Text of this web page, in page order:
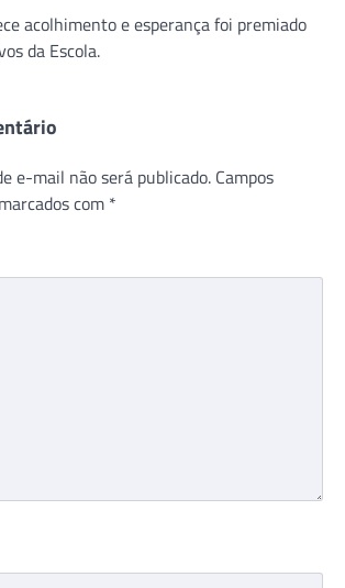
acolhimento e esperança foi premiado
da Escola.
e-mail não será publicado. Campos
com *